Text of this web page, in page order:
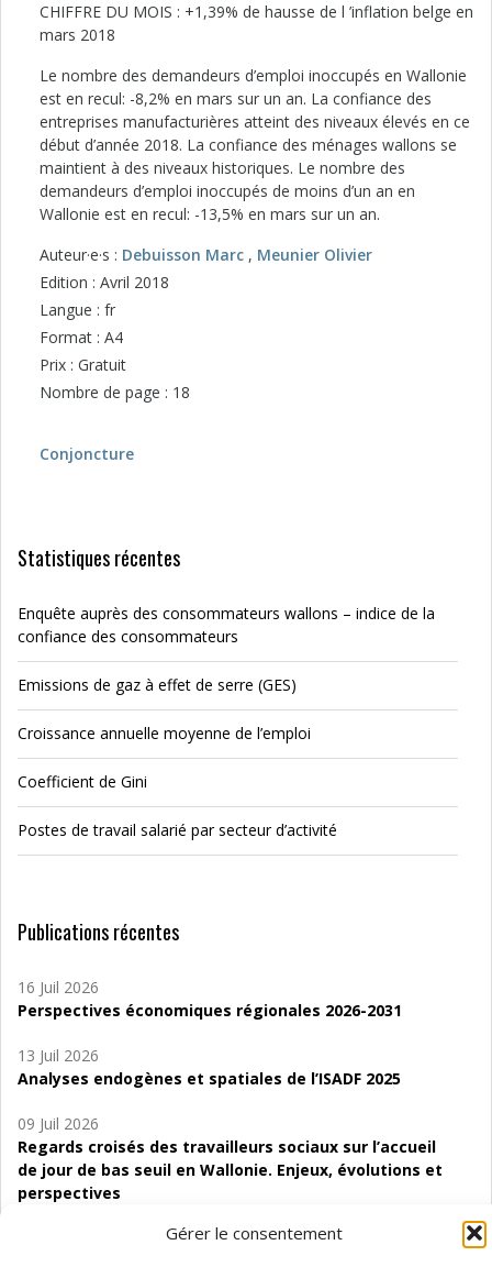
Gérer le consentement
CHIFFRE DU MOIS : +1,39% de hausse de l ’inflation belge en
mars 2018
Le nombre des demandeurs d’emploi inoccupés en Wallonie
est en recul: -8,2% en mars sur un an. La confiance des
entreprises manufacturières atteint des niveaux élevés en ce
début d’année 2018. La confiance des ménages wallons se
maintient à des niveaux historiques. Le nombre des
demandeurs d’emploi inoccupés de moins d’un an en
Wallonie est en recul: -13,5% en mars sur un an.
Auteur·e·s : Debuisson Marc , Meunier Olivier
Edition : Avril 2018
Langue : fr
Format : A4
Prix : Gratuit
Nombre de page : 18
Conjoncture
Statistiques récentes
Enquête auprès des consommateurs wallons – indice de la
confiance des consommateurs
Emissions de gaz à effet de serre (GES)
Croissance annuelle moyenne de l’emploi
Coefficient de Gini
Postes de travail salarié par secteur d’activité
Publications récentes
16 Juil 2026
Perspectives économiques régionales 2026-2031
13 Juil 2026
Analyses endogènes et spatiales de l’ISADF 2025
09 Juil 2026
Regards croisés des travailleurs sociaux sur l’accueil
de jour de bas seuil en Wallonie. Enjeux, évolutions et
perspectives